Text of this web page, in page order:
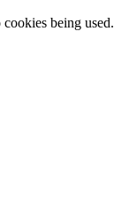
being used.